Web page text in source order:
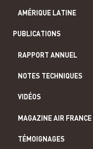
AMÉRIQUE LATINE
PUBLICATIONS
RAPPORT ANNUEL
NOTES TECHNIQUES
VIDÉOS
MAGAZINE AIR FRANCE
TÉMOIGNAGES